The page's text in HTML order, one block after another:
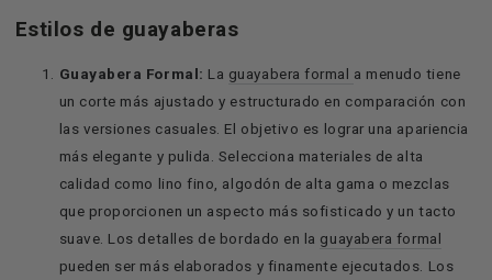
Estilos de guayaberas
Guayabera Formal: La guayabera formal a menudo tiene
un corte más ajustado y estructurado en comparación con
las versiones casuales. El objetivo es lograr una apariencia
más elegante y pulida. Selecciona materiales de alta
calidad como lino fino, algodón de alta gama o mezclas
que proporcionen un aspecto más sofisticado y un tacto
suave. Los detalles de bordado en la guayabera formal
pueden ser más elaborados y finamente ejecutados. Los